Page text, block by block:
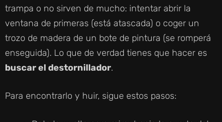
trampa o no sirven de mucho: intentar abrir la
ventana de primeras (está atascada) o coger un
trozo de madera de un bote de pintura (se romperá
enseguida). Lo que de verdad tienes que hacer es
buscar el destornillador.
Para encontrarlo y huir, sigue estos pasos: